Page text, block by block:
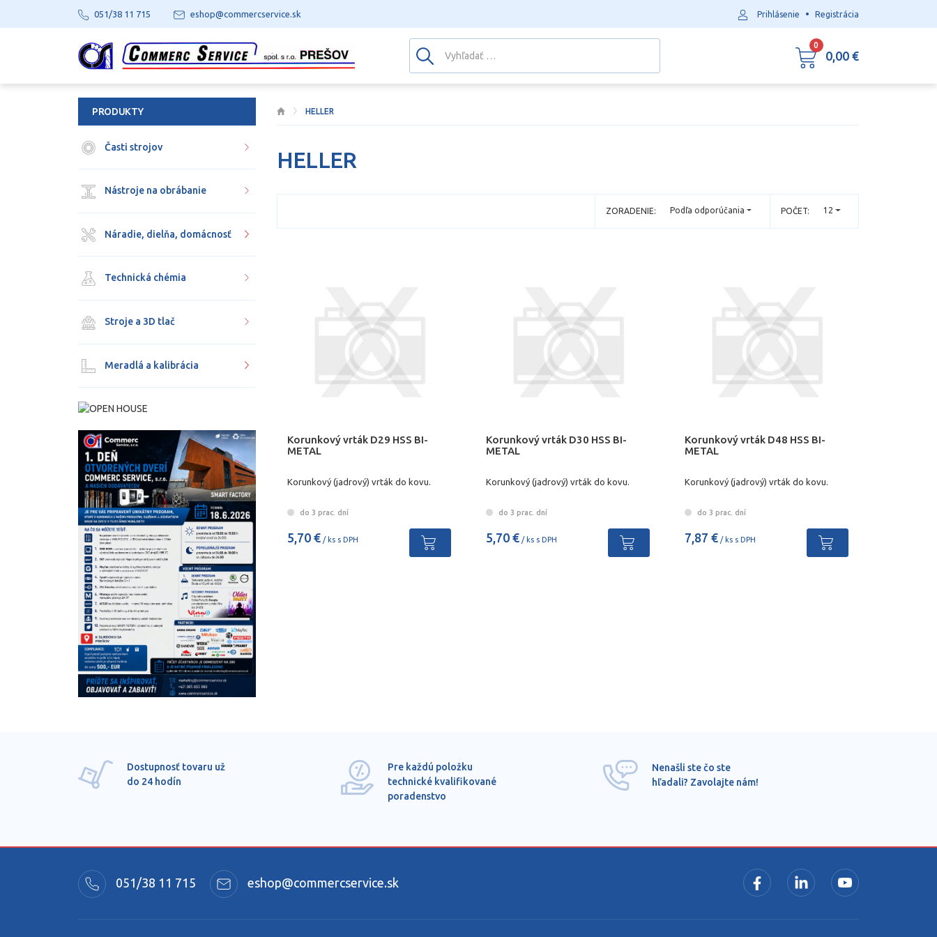
HELLER
HELLER
POČET: 12
ZORADENIE: Podľa odporúčania
Korunkový vrták D29 HSS BI-
METAL
Korunkový (jadrový) vrták do kovu.
do 3 prac. dní
5,70 € / ks s DPH
Korunkový vrták D30 HSS BI-
METAL
Korunkový (jadrový) vrták do kovu.
do 3 prac. dní
5,70 €/ ks s DPH
Korunkový vrták D48 HSS BI-
METAL
Korunkový (jadrový) vrták do kovu.
do 3 prac. dní
7,87 €/ ks s DPH
PRODUKTY
Časti strojov
Nástroje na obrábanie
Náradie, dielňa, domácnosť
Technická chémia
Stroje a 3D tlač
Meradlá a kalibrácia
Dostupnosť tovaru už
do 24 hodín
Pre každú položku
technické kvalifikované
poradenstvo
Nenašli ste čo ste
hľadali? Zavolajte nám!
051/38 11 715 eshop@commercservice.sk
051/38 11 715 eshop@commercservice.sk Prihlásenie • Registrácia
0
0,00 €